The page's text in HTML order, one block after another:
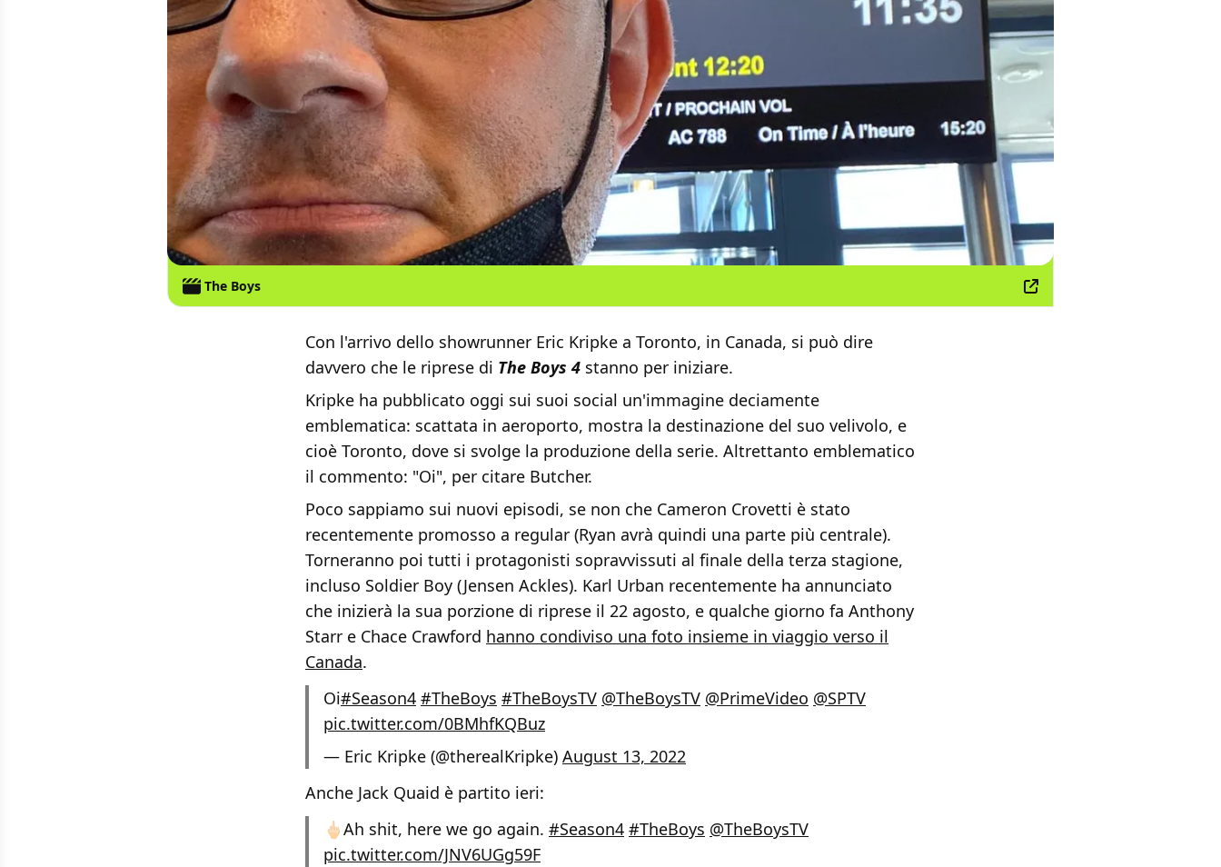
The Boys
Con l'arrivo dello showrunner Eric Kripke a Toronto, in Canada, si può dire
davvero che le riprese di The Boys 4 stanno per iniziare.
Kripke ha pubblicato oggi sui suoi social un'immagine deciamente
emblematica: scattata in aeroporto, mostra la destinazione del suo velivolo, e
cioè Toronto, dove si svolge la produzione della serie. Altrettanto emblematico
il commento: "Oi", per citare Butcher.
Poco sappiamo sui nuovi episodi, se non che Cameron Crovetti è stato
recentemente promosso a regular (Ryan avrà quindi una parte più centrale).
Torneranno poi tutti i protagonisti sopravvissuti al finale della terza stagione,
incluso Soldier Boy (Jensen Ackles). Karl Urban recentemente ha annunciato
che inizierà la sua porzione di riprese il 22 agosto, e qualche giorno fa Anthony
Starr e Chace Crawford hanno condiviso una foto insieme in viaggio verso il
Canada.
Oi#Season4 #TheBoys #TheBoysTV @TheBoysTV @PrimeVideo @SPTV
pic.twitter.com/0BMhfKQBuz
— Eric Kripke (@therealKripke) August 13, 2022
Anche Jack Quaid è partito ieri:
🖕🏻Ah shit, here we go again. #Season4 #TheBoys @TheBoysTV
pic.twitter.com/JNV6UGg59F